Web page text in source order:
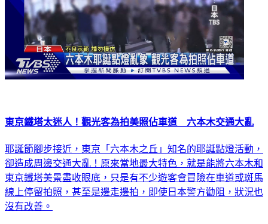
東京鐵塔太迷人！觀光客為拍美照佔車道 六本木交通大亂
耶誕節腳步接近，東京「六本木之丘」知名的耶誕點燈活動，
卻造成周邊交通大亂！原來當地最大特色，就是能將六本木和
東京鐵塔美景盡收眼底，只是有不少遊客會冒險在車道或斑馬
線上停留拍照，甚至是邊走邊拍，即使日本警方勸阻，狀況也
沒有改善。